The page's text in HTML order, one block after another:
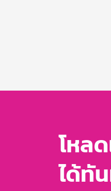
โหล
ได้ทั